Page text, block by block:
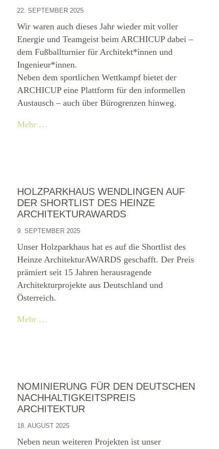
22. SEPTEMBER 2025
Wir waren auch dieses Jahr wieder mit voller
Energie und Teamgeist beim ARCHICUP dabei –
dem Fußballturnier für Architekt*innen und
Ingenieur*innen.
Neben dem sportlichen Wettkampf bietet der
ARCHICUP eine Plattform für den informellen
Austausch – auch über Bürogrenzen hinweg.
Mehr …
HOLZPARKHAUS WENDLINGEN AUF
DER SHORTLIST DES HEINZE
ARCHITEKTURAWARDS
9. SEPTEMBER 2025
Unser Holzparkhaus hat es auf die Shortlist des
Heinze ArchitekturAWARDS geschafft. Der Preis
prämiert seit 15 Jahren herausragende
Architekturprojekte aus Deutschland und
Österreich.
Mehr …
NOMINIERUNG FÜR DEN DEUTSCHEN
NACHHALTIGKEITSPREIS
ARCHITEKTUR
18. AUGUST 2025
Neben neun weiteren Projekten ist unser